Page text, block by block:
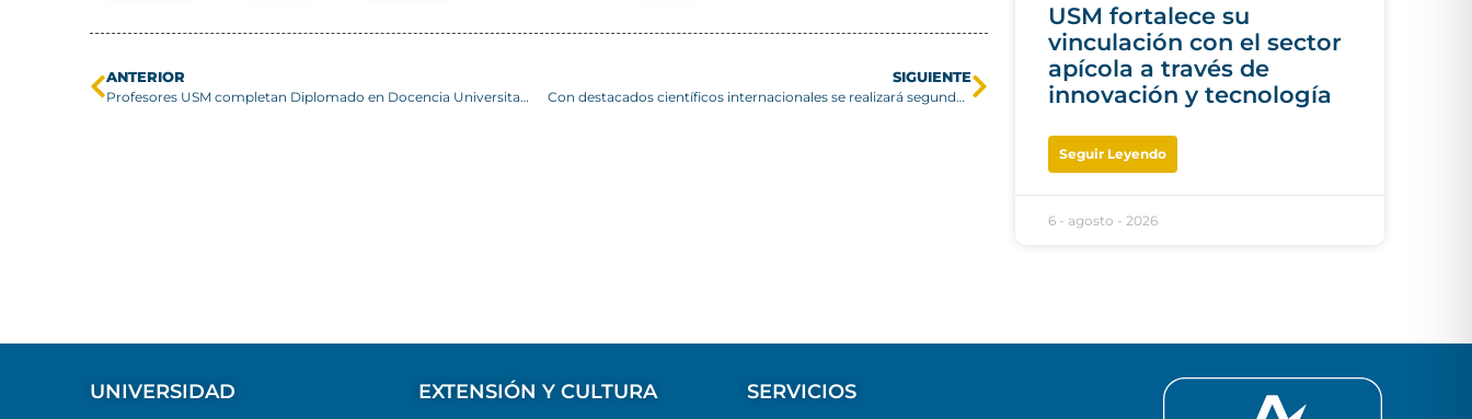
ANTERIOR
Profesores USM completan Diplomado en Docencia Universitaria
SIGUIENTE
Con destacados científicos internacionales se realizará segunda Escuela de Invierno USM
USM fortalece su
vinculación con el sector
apícola a través de
innovación y tecnología
Seguir Leyendo
6 - agosto - 2026
UNIVERSIDAD EXTENSIÓN Y CULTURA SERVICIOS